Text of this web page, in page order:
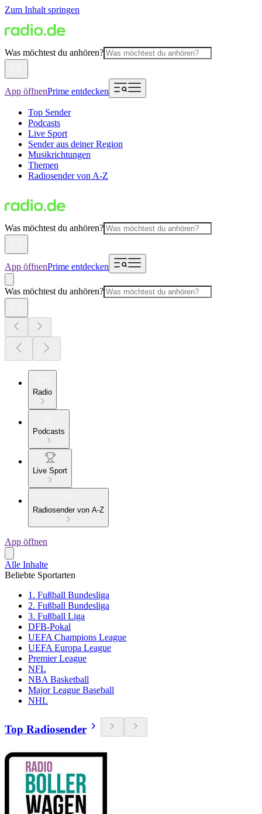
Zum Inhalt springen
Was möchtest du anhören?
App öffnenPrime entdecken
Top Sender
Podcasts
Live Sport
Sender aus deiner Region
Musikrichtungen
Themen
Radiosender von A-Z
Was möchtest du anhören?
App öffnenPrime entdecken
Was möchtest du anhören?
Radio
Podcasts
Live Sport
Radiosender von A-Z
App öffnen
Alle Inhalte
Beliebte Sportarten
1. Fußball Bundesliga
2. Fußball Bundesliga
3. Fußball Liga
DFB-Pokal
UEFA Champions League
UEFA Europa League
Premier League
NFL
NBA Basketball
Major League Baseball
NHL
Top Radiosender